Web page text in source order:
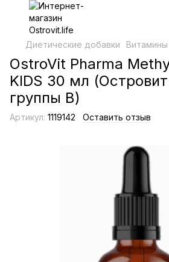
Диетические добавки
OstroVit Pharma
KIDS 30 мл
группы В)
Артикул: 1119142 Оставить отзыв